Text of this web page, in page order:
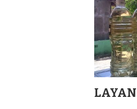
DISTRIBUTOR
MINYAK
MURNI
LAGUREH
TERBAIK